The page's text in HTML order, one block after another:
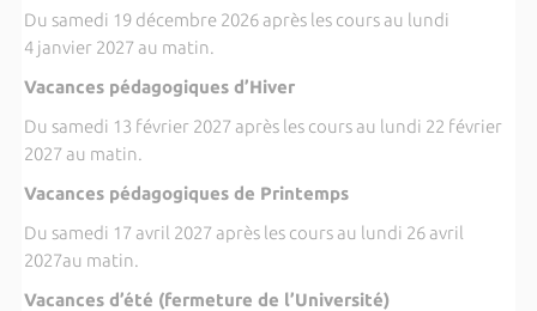
Du samedi 19 décembre 2026 après les cours au lundi
4 janvier 2027 au matin.
Vacances pédagogiques d’Hiver
Du samedi 13 février 2027 après les cours au lundi 22 février
2027 au matin.
Vacances pédagogiques de Printemps
Du samedi 17 avril 2027 après les cours au lundi 26 avril
2027au matin.
Vacances d’été (fermeture de l’Université)